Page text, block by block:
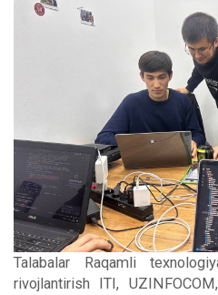
Talabalar Raqamli
rivojlantirish ITI,